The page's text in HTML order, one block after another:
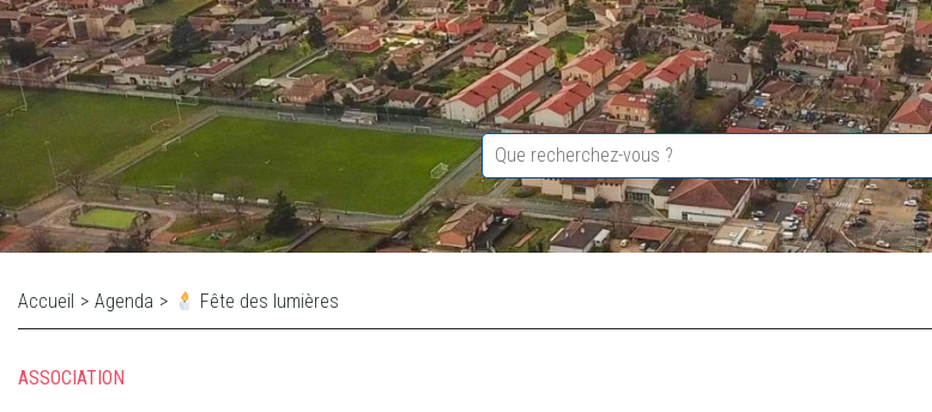
Accueil > Agenda > Fête des lumières
ASSOCIATION